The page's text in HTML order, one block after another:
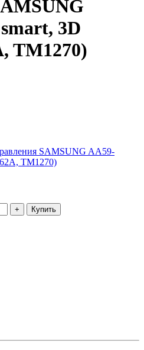
3D
TM1270)
Купить